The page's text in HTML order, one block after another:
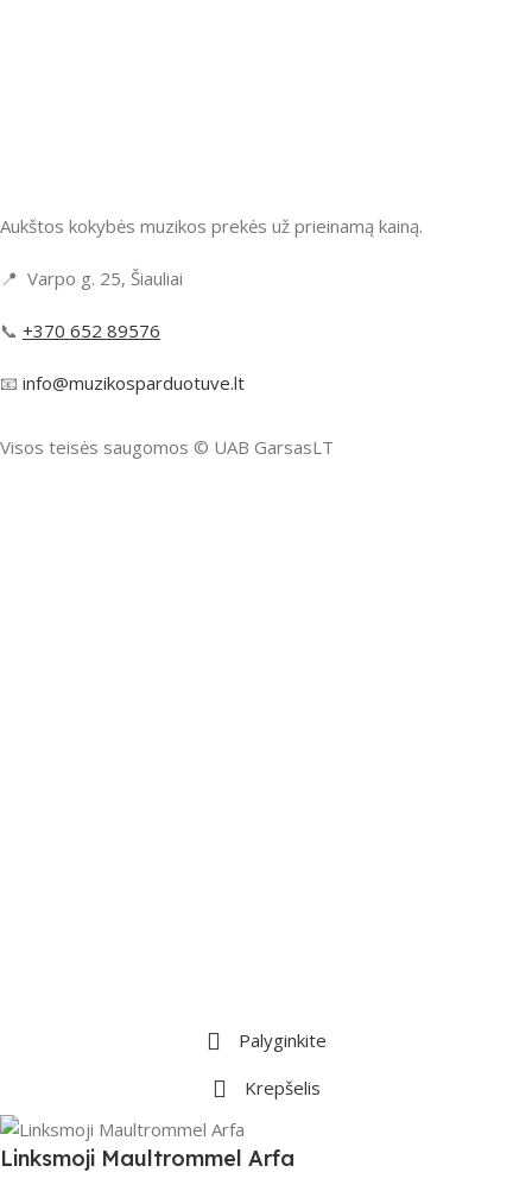
Aukštos kokybės muzikos prekės už prieinamą kainą.
📍 Varpo g. 25, Šiauliai
📞 +370 652 89576
📧 info@muzikosparduotuve.lt
Visos teisės saugomos ©️ UAB GarsasLT
Palyginkite
Krepšelis
Linksmoji Maultrommel Arfa